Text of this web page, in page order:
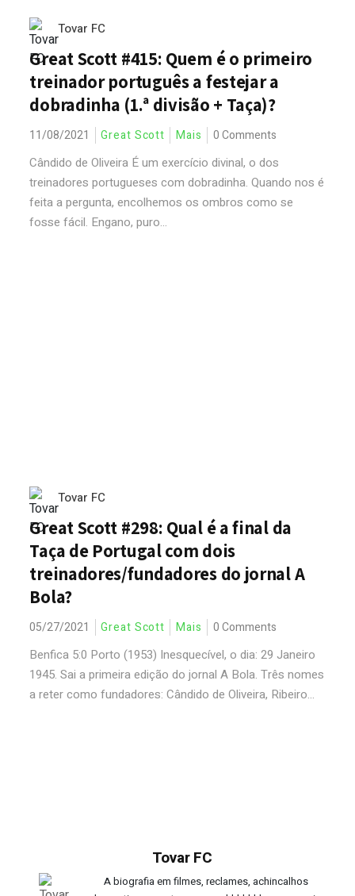
Tovar FC
Great Scott #415: Quem é o primeiro
treinador português a festejar a
dobradinha (1.ª divisão + Taça)?
11/08/2021 Great Scott Mais 0 Comments
Cândido de Oliveira É um exercício divinal, o dos
treinadores portugueses com dobradinha. Quando nos é
feita a pergunta, encolhemos os ombros como se
fosse fácil. Engano, puro...
Tovar FC
Great Scott #298: Qual é a final da
Taça de Portugal com dois
treinadores/fundadores do jornal A
Bola?
05/27/2021 Great Scott Mais 0 Comments
Benfica 5:0 Porto (1953) Inesquecível, o dia: 29 Janeiro
1945. Sai a primeira edição do jornal A Bola. Três nomes
a reter como fundadores: Cândido de Oliveira, Ribeiro...
Tovar FC
A biografia em filmes, reclames, achincalhos